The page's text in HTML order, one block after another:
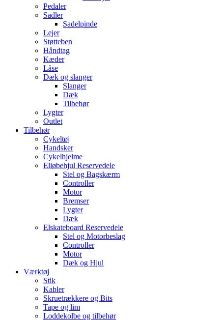
Pedaler
Sadler
Sadelpinde
Lejer
Støtteben
Håndtag
Kæder
Låse
Dæk og slanger
Slanger
Dæk
Tilbehør
Lygter
Outlet
Tilbehør
Cykeltøj
Handsker
Cykelhjelme
Elløbehjul Reservedele
Stel og Bagskærm
Controller
Motor
Bremser
Lygter
Dæk
Elskateboard Reservedele
Stel og Motorbeslag
Controller
Motor
Dæk og Hjul
Værktøj
Stik
Kabler
Skruetrækkere og Bits
Tape og lim
Loddekolbe og tilbehør